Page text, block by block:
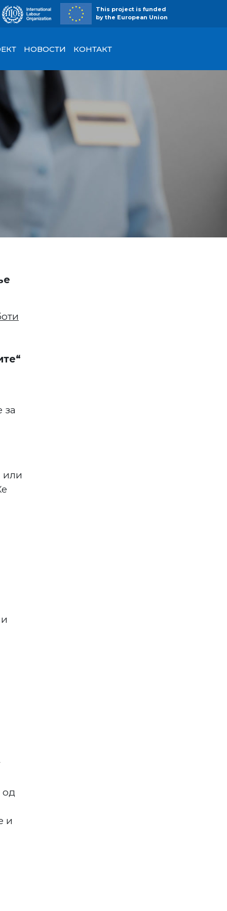
This project is funded
by the European Union
НОВОСТИ КОНТАКТ
за
или
од
и